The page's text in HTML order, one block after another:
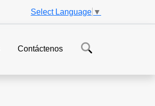
Select Language ▼
Contáctenos